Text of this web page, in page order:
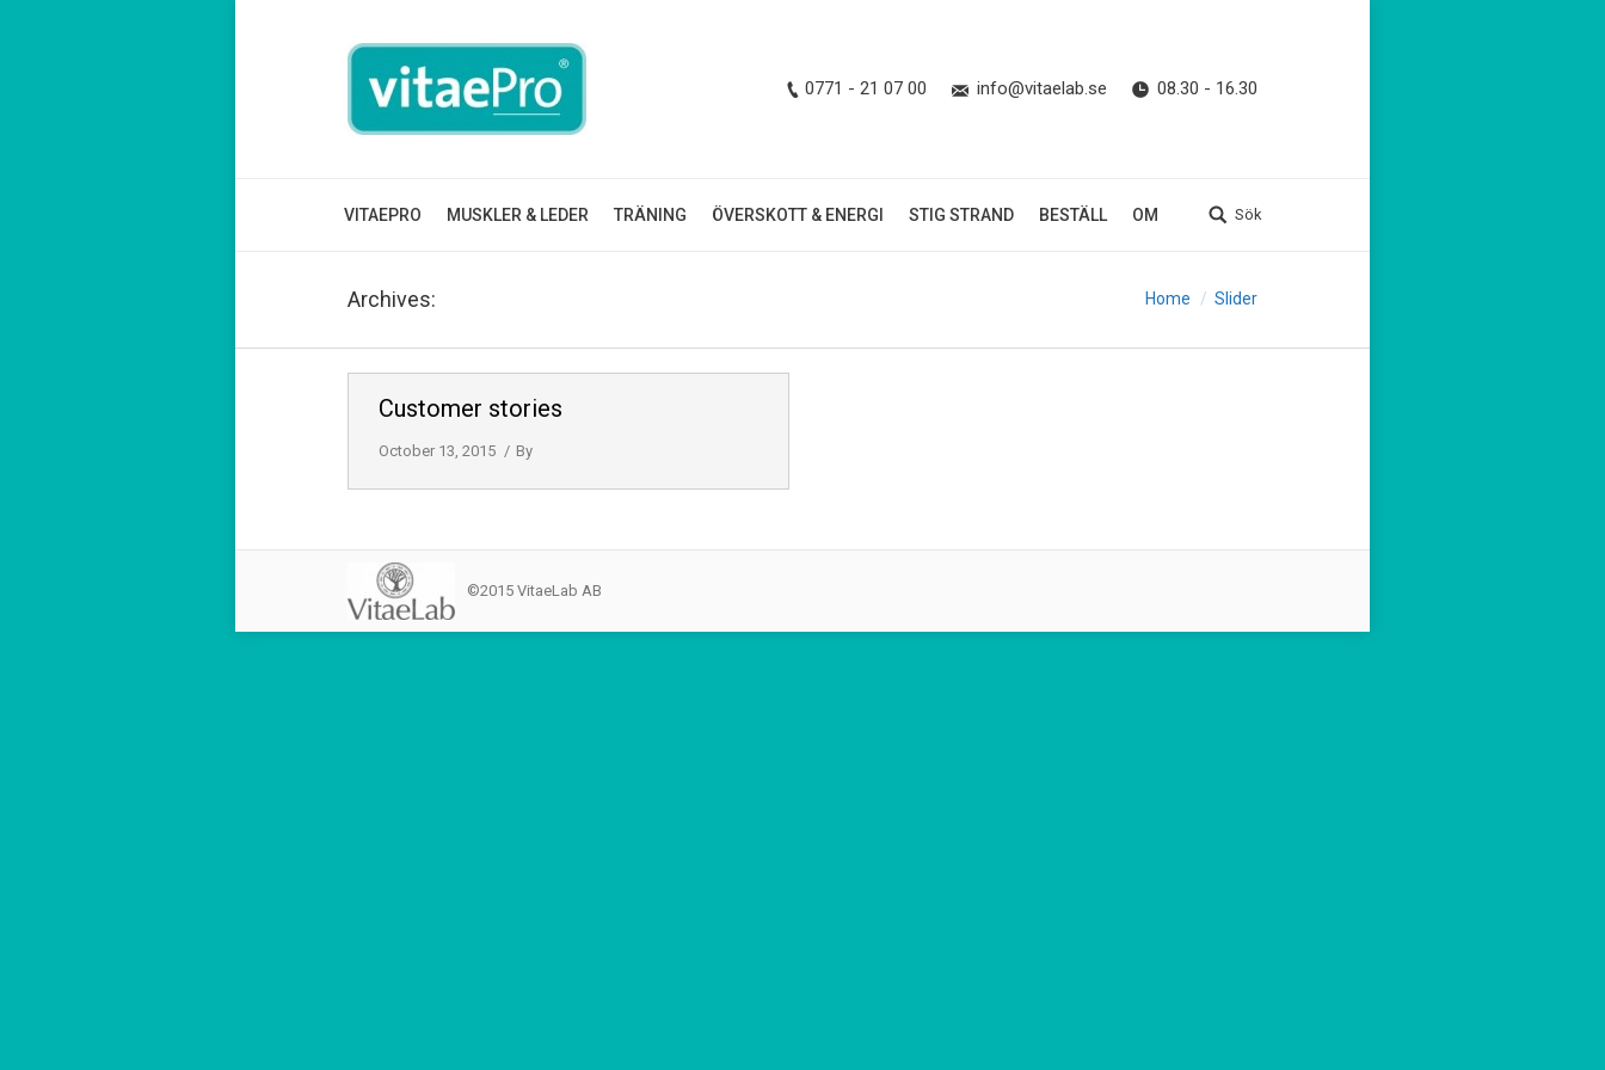
0771 - 21 07 00 info@vitaelab.se 08.30 - 16.30
VITAEPRO MUSKLER & LEDER TRÄNING ÖVERSKOTT & ENERGI STIG STRAND BESTÄLL OM Sök
Archives: Home Slider
Customer stories
October 13, 2015 By
©2015 VitaeLab AB